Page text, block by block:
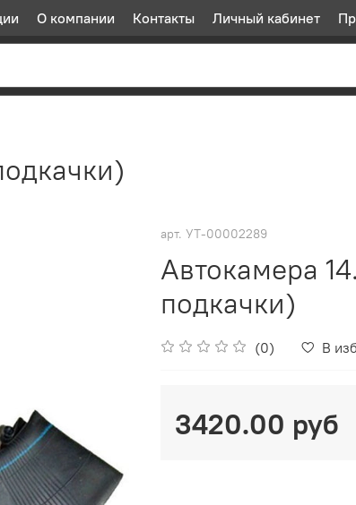
О компании Контакты Личный кабинет
арт. УТ-00002289
Автокамера
подкачки)
(0) В
3420.00 руб